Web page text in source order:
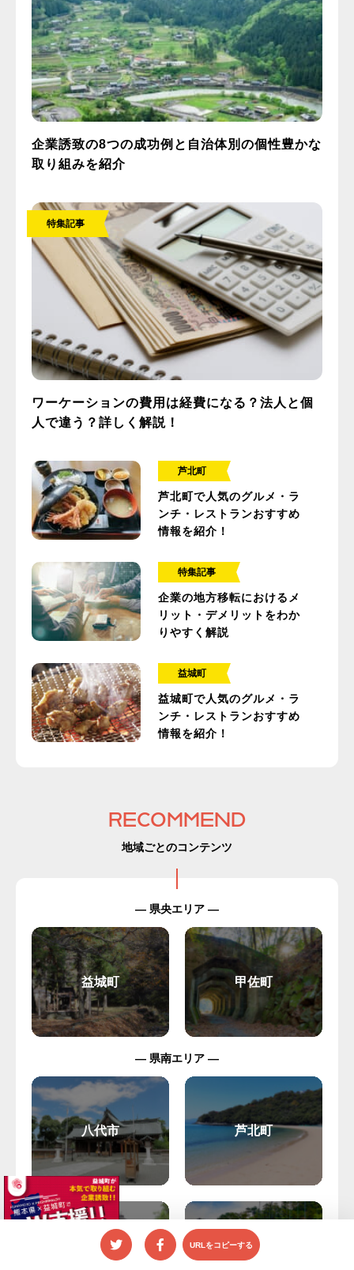
URLをコピーする
企業誘致の8つの成功例と自治体別の個性豊かな
取り組みを紹介
特集記事
ワーケーションの費用は経費になる？法人と個
人で違う？詳しく解説！
芦北町
芦北町で人気のグルメ・ラ
ンチ・レストランおすすめ
情報を紹介！
特集記事
企業の地方移転におけるメ
リット・デメリットをわか
りやすく解説
益城町
益城町で人気のグルメ・ラ
ンチ・レストランおすすめ
情報を紹介！
RECOMMEND
地域ごとのコンテンツ
— 県央エリア —
益城町 甲佐町
— 県南エリア —
八代市 芦北町
人吉市 水上町